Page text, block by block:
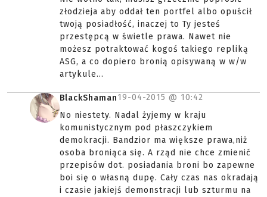
złodzieja aby oddał ten portfel albo opuścił
twoją posiadłość, inaczej to Ty jesteś
przestępcą w świetle prawa. Nawet nie
możesz potraktować kogoś takiego repliką
ASG, a co dopiero bronią opisywaną w w/w
artykule...
BlackShaman19-04-2015 @ 10:42
No niestety. Nadal żyjemy w kraju
komunistycznym pod płaszczykiem
demokracji. Bandzior ma większe prawa,niż
osoba broniąca się. A rząd nie chce zmienić
przepisów dot. posiadania broni bo zapewne
boi się o własną dupę. Cały czas nas okradają
i czasie jakiejś demonstracji lub szturmu na